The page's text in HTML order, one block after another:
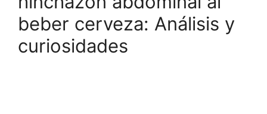
beber cerveza: Análisis y
curiosidades